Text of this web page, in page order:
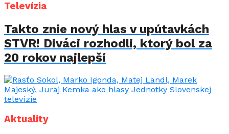
Televízia
Takto znie nový hlas v upútavkách
STVR! Diváci rozhodli, ktorý bol za
20 rokov najlepší
Aktuality